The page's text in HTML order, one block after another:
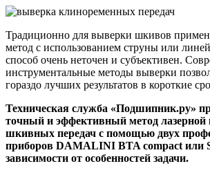
Традиционно для выверки шкивов
метод с использованием струны или
способ очень неточен и субъективен.
инструментальные методы выверки
гораздо лучших результатов в короткие
Техническая служба «Подшипник.ру»
точный и эффективный метод
шкивных передач с помощью двух
приборов DAMALINI BTA compact или
зависимости от особенностей задачи.